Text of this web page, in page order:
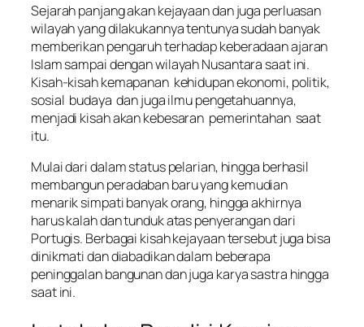
Sejarah panjang akan kejayaan dan juga perluasan
wilayah yang dilakukannya tentunya sudah banyak
memberikan pengaruh terhadap keberadaan ajaran
Islam sampai dengan wilayah Nusantara saat ini.
Kisah-kisah kemapanan kehidupan ekonomi, politik,
sosial budaya dan juga ilmu pengetahuannya,
menjadi kisah akan kebesaran pemerintahan saat
itu.
Mulai dari dalam status pelarian, hingga berhasil
membangun peradaban baru yang kemudian
menarik simpati banyak orang, hingga akhirnya
harus kalah dan tunduk atas penyerangan dari
Portugis. Berbagai kisah kejayaan tersebut juga bisa
dinikmati dan diabadikan dalam beberapa
peninggalan bangunan dan juga karya sastra hingga
saat ini.